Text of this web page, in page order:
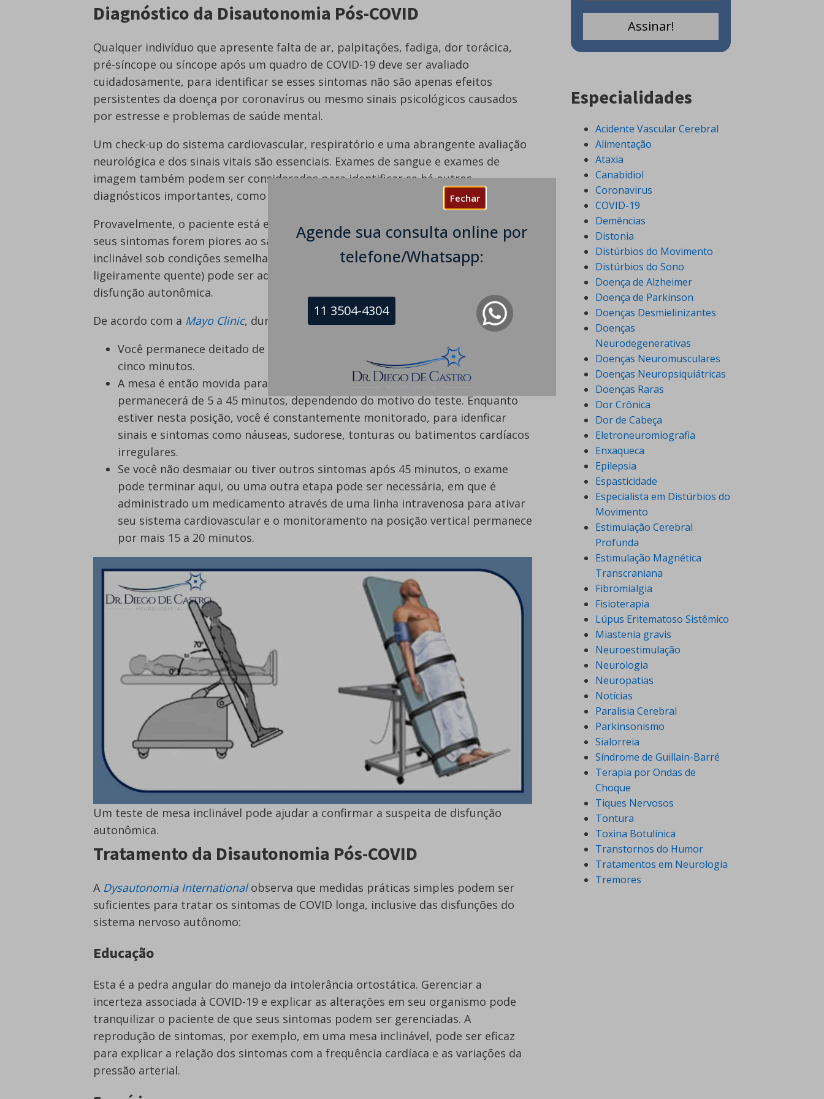
Fechar
Agende sua consulta online por
telefone/Whatsapp:
11 3504-4304
Diagnóstico da Disautonomia Pós-COVID
Qualquer indivíduo que apresente falta de ar, palpitações, fadiga, dor torácica,
pré-síncope ou síncope após um quadro de COVID-19 deve ser avaliado
cuidadosamente, para identificar se esses sintomas não são apenas efeitos
persistentes da doença por coronavírus ou mesmo sinais psicológicos causados
por estresse e problemas de saúde mental.
Um check-up do sistema cardiovascular, respiratório e uma abrangente avaliação
neurológica e dos sinais vitais são essenciais. Exames de sangue e exames de
imagem também podem ser considerados para identificar se há outros
diagnósticos importantes, como pneumonia, embolia pulmonar e miocardite.
Provavelmente, o paciente está experimentando uma disfunção autonômica se
seus sintomas forem piores ao sair da cama pela manhã. Um teste de mesa
inclinável sob condições semelhantes de sono (por exemplo, quarto escuro e
ligeiramente quente) pode ser administrado para confirmar a suspeita de
disfunção autonômica.
De acordo com a Mayo Clinic, durante um teste de mesa inclinável:
Você permanece deitado de costas em uma mesa motorizada por cerca de
cinco minutos.
A mesa é então movida para colocá-lo em uma posição quase vertical, onde
permanecerá de 5 a 45 minutos, dependendo do motivo do teste. Enquanto
estiver nesta posição, você é constantemente monitorado, para idenficar
sinais e sintomas como náuseas, sudorese, tonturas ou batimentos cardíacos
irregulares.
Se você não desmaiar ou tiver outros sintomas após 45 minutos, o exame
pode terminar aqui, ou uma outra etapa pode ser necessária, em que é
administrado um medicamento através de uma linha intravenosa para ativar
seu sistema cardiovascular e o monitoramento na posição vertical permanece
por mais 15 a 20 minutos.
Um teste de mesa inclinável pode ajudar a confirmar a suspeita de disfunção
autonômica.
Tratamento da Disautonomia Pós-COVID
A Dysautonomia Internationalobserva que medidas práticas simples podem ser
suficientes para tratar os sintomas de COVID longa, inclusive das disfunções do
sistema nervoso autônomo:
Educação
Esta é a pedra angular do manejo da intolerância ortostática. Gerenciar a
incerteza associada à COVID-19 e explicar as alterações em seu organismo pode
tranquilizar o paciente de que seus sintomas podem ser gerenciadas. A
reprodução de sintomas, por exemplo, em uma mesa inclinável, pode ser eficaz
para explicar a relação dos sintomas com a frequência cardíaca e as variações da
pressão arterial.
Especialidades
Acidente Vascular Cerebral
Alimentação
Ataxia
Canabidiol
Coronavirus
COVID-19
Demências
Distonia
Distúrbios do Movimento
Distúrbios do Sono
Doença de Alzheimer
Doença de Parkinson
Doenças Desmielinizantes
Doenças
Neurodegenerativas
Doenças Neuromusculares
Doenças Neuropsiquiátricas
Doenças Raras
Dor Crônica
Dor de Cabeça
Eletroneuromiografia
Enxaqueca
Epilepsia
Espasticidade
Especialista em Distúrbios do
Movimento
Estimulação Cerebral
Profunda
Estimulação Magnética
Transcraniana
Fibromialgia
Fisioterapia
Lúpus Eritematoso Sistêmico
Miastenia gravis
Neuroestimulação
Neurologia
Neuropatias
Notícias
Paralisia Cerebral
Parkinsonismo
Sialorreia
Síndrome de Guillain-Barré
Terapia por Ondas de
Choque
Tiques Nervosos
Tontura
Toxina Botulínica
Transtornos do Humor
Tratamentos em Neurologia
Tremores